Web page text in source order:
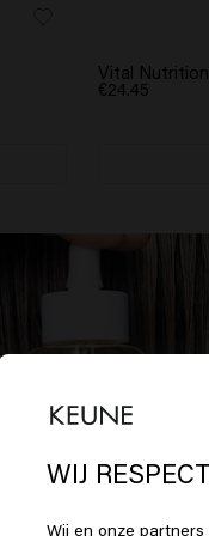
Vital
€24.45
WIJ
Wij en onze
korting